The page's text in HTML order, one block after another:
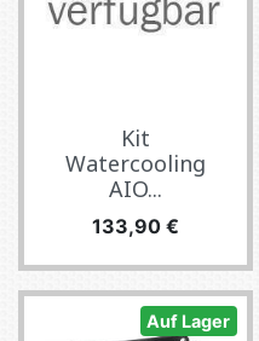
Kit
Watercooling
AIO...
Preis
133,90 €
Auf Lager